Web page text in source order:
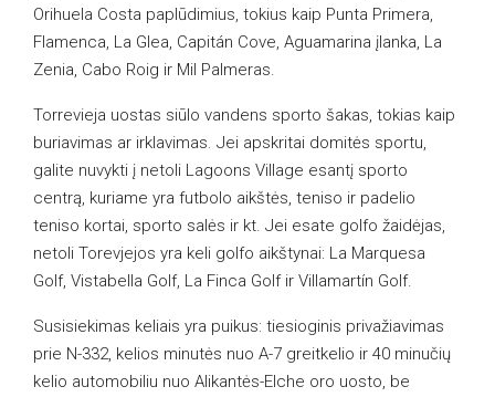
Orihuela Costa paplūdimius, tokius kaip Punta Primera,
Flamenca, La Glea, Capitán Cove, Aguamarina įlanka, La
Zenia, Cabo Roig ir Mil Palmeras.
Torrevieja uostas siūlo vandens sporto šakas, tokias kaip
buriavimas ar irklavimas. Jei apskritai domitės sportu,
galite nuvykti į netoli Lagoons Village esantį sporto
centrą, kuriame yra futbolo aikštės, teniso ir padelio
teniso kortai, sporto salės ir kt. Jei esate golfo žaidėjas,
netoli Torevjejos yra keli golfo aikštynai: La Marquesa
Golf, Vistabella Golf, La Finca Golf ir Villamartín Golf.
Susisiekimas keliais yra puikus: tiesioginis privažiavimas
prie N-332, kelios minutės nuo A-7 greitkelio ir 40 minučių
kelio automobiliu nuo Alikantės-Elche oro uosto, be